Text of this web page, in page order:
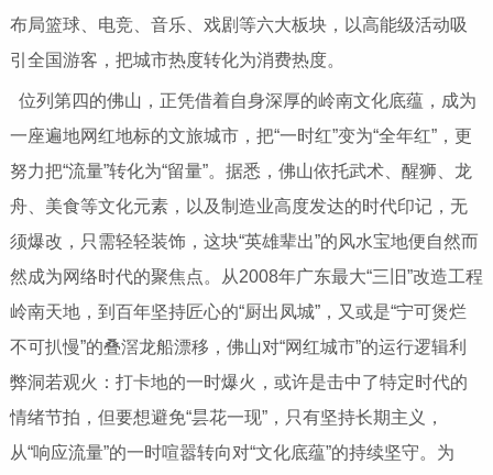
布局篮球、电竞、音乐、戏剧等六大板块，以高能级活动吸
引全国游客，把城市热度转化为消费热度。
位列第四的佛山，正凭借着自身深厚的岭南文化底蕴，成为
一座遍地网红地标的文旅城市，把“一时红”变为“全年红”，更
努力把“流量”转化为“留量”。据悉，佛山依托武术、醒狮、龙
舟、美食等文化元素，以及制造业高度发达的时代印记，无
须爆改，只需轻轻装饰，这块“英雄辈出”的风水宝地便自然而
然成为网络时代的聚焦点。从2008年广东最大“三旧”改造工程
岭南天地，到百年坚持匠心的“厨出凤城”，又或是“宁可煲烂
不可扒慢”的叠滘龙船漂移，佛山对“网红城市”的运行逻辑利
弊洞若观火：打卡地的一时爆火，或许是击中了特定时代的
情绪节拍，但要想避免“昙花一现”，只有坚持长期主义，
从“响应流量”的一时喧嚣转向对“文化底蕴”的持续坚守。为